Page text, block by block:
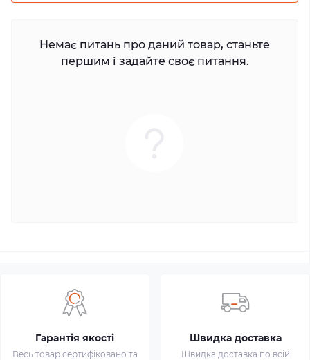
Немає питань про даний товар, станьте
першим і задайте своє питання.
Гарантія якості
Весь товар сертифіковано та
Швидка доставка
Швидка доставка по всій